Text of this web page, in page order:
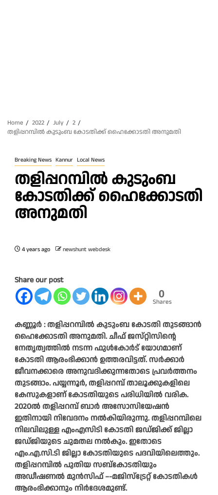
Home 2022 July
2
തളിപ്പറമ്പിൽ കുടുംബ കോടതിക്ക്‌ ഹൈക്കോടതി അനുമതി
Breaking News Kannur Local News
തളിപ്പറമ്പിൽ കുടുംബ
കോടതിക്ക്‌ ഹൈക്കോടതി
അനുമതി
4 years ago newshunt webdesk
Share our post
0
Shares
കണ്ണൂർ : തളിപ്പറമ്പിൽ കുടുംബ കോടതി തുടങ്ങാൻ
ഹൈക്കോടതി അനുമതി. ചീഫ്‌ ജസ്‌റ്റിസിന്റെ
നേതൃത്വത്തിൽ നടന്ന ഫുൾകോർട് യോഗമാണ്‌
കോടതി ആരംഭിക്കാൻ ഉത്തരവിട്ടത്‌. സർക്കാർ
ജീവനക്കാരെ അനുവദിക്കുന്നതോടെ പ്രവർത്തനം
തുടങ്ങാം. പയ്യന്നൂർ, തളിപ്പറമ്പ്‌ താലൂക്കുകളിലെ
കേസുകളാണ്‌ കോടതിയുടെ പരിധിയിൽ വരിക.
2020ൽ തളിപ്പറമ്പ്‌ ബാർ അസോസിയേഷൻ
ഇതിനായി നിവേദനം നൽകിയിരുന്നു. തളിപ്പറമ്പിലെ
നിലവിലുള്ള എംഎസിടി കോടതി ജഡ്‌ജിക്ക്‌ ജില്ലാ
ജഡ്‌ജിയുടെ ചുമതല നൽകും. ഇതോടെ
എം.എ.സി.ടി ജില്ലാ കോടതിയുടെ പദവിയിലെത്തും.
തളിപ്പറമ്പിൽ പുതിയ സബ്‌കോടതിയും
അഡീഷണൽ മുൻസിഫ്‌ –-മജിസ്‌ട്രേറ്റ്‌ കോടതികൾ
ആരംഭിക്കാനും നിർദേശമുണ്ട്‌.